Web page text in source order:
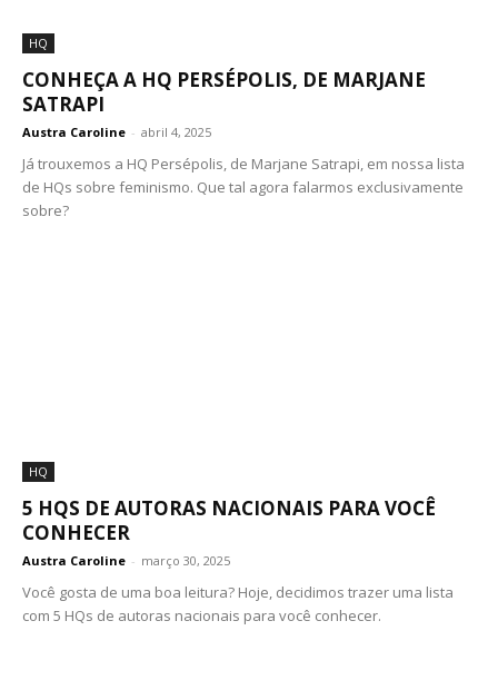
HQ
CONHEÇA A HQ PERSÉPOLIS, DE MARJANE
SATRAPI
Austra Caroline - abril 4, 2025
Já trouxemos a HQ Persépolis, de Marjane Satrapi, em nossa lista
de HQs sobre feminismo. Que tal agora falarmos exclusivamente
sobre?
HQ
5 HQS DE AUTORAS NACIONAIS PARA VOCÊ
CONHECER
Austra Caroline - março 30, 2025
Você gosta de uma boa leitura? Hoje, decidimos trazer uma lista
com 5 HQs de autoras nacionais para você conhecer.